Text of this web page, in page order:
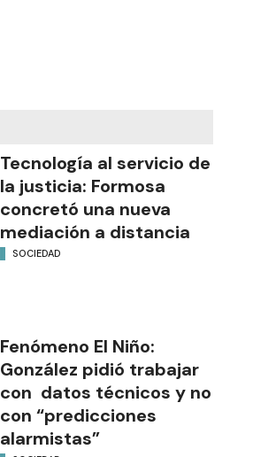
Tecnología al servicio de
la justicia: Formosa
concretó una nueva
mediación a distancia
SOCIEDAD
Fenómeno El Niño:
González pidió trabajar
con datos técnicos y no
con “predicciones
alarmistas”